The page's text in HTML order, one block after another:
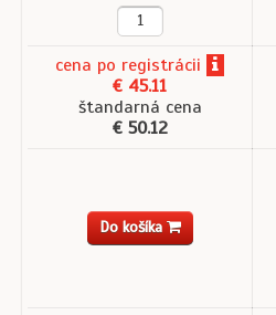
cena po registrácii
€ 45.11
štandarná cena
€ 50.12
Do košíka